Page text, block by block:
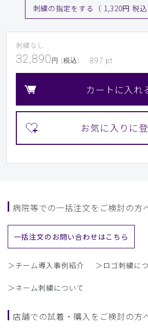
刺繍の指定をする（ 1,320円 税込
刺繍なし
32,890 円 (税込) 897 pt
カートに入れ
病院等での一括注文をご検討の方
一括注文のお問い合わせはこちら
＞チーム導入事例紹介 ＞ロゴ刺繍に
＞ネーム刺繍について
店舗での試着・購入をご検討の方